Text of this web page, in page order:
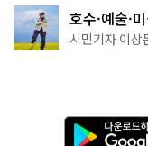
호수·예술·
아트센터~마
시민기자 이상
다
운